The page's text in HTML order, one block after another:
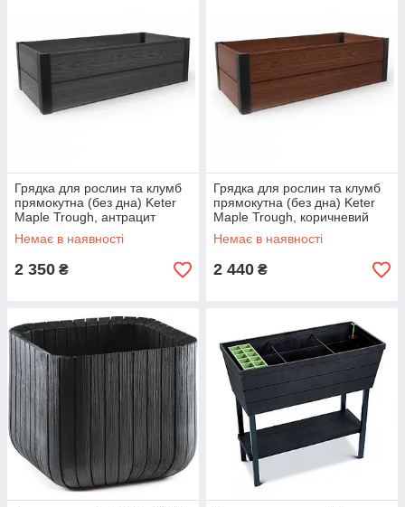
Грядка для рослин та клумб
прямокутна (без дна) Keter
Maple Trough, антрацит
(17209666)
Немає в наявності
2 350 ₴
Грядка для рослин та клумб
прямокутна (без дна) Keter
Maple Trough, коричневий
(17209666)
Немає в наявності
2 440 ₴